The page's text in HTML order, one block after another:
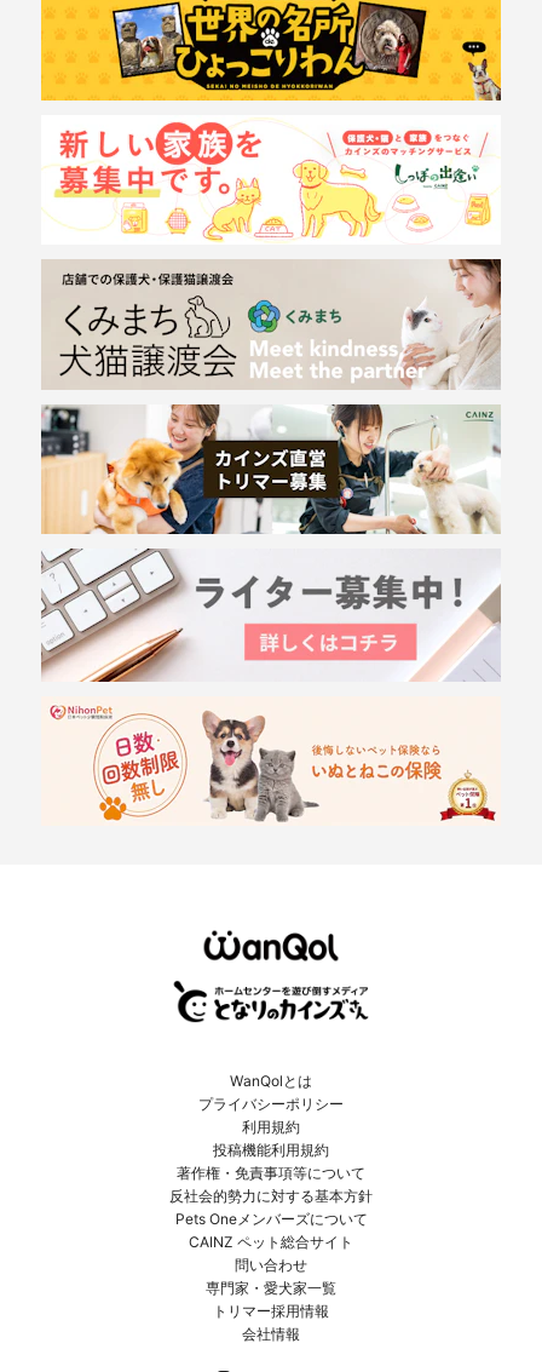
WanQolとは
プライバシーポリシー
利用規約
投稿機能利用規約
著作権・免責事項等について
反社会的勢力に対する基本方針
Pets Oneメンバーズについて
CAINZ ペット総合サイト
問い合わせ
専門家・愛犬家一覧
トリマー採用情報
会社情報